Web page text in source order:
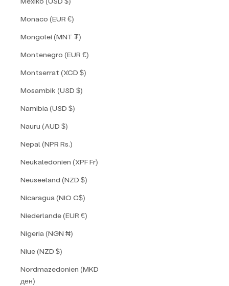
Monaco (EUR €)
Mongolei (MNT ₮)
Montenegro (EUR €)
Montserrat (XCD $)
Mosambik (USD $)
Namibia (USD $)
Nauru (AUD $)
Nepal (NPR Rs.)
Neukaledonien (XPF Fr)
Neuseeland (NZD $)
Nicaragua (NIO C$)
Niederlande (EUR €)
Nigeria (NGN ₦)
Niue (NZD $)
Nordmazedonien (MKD
ден)